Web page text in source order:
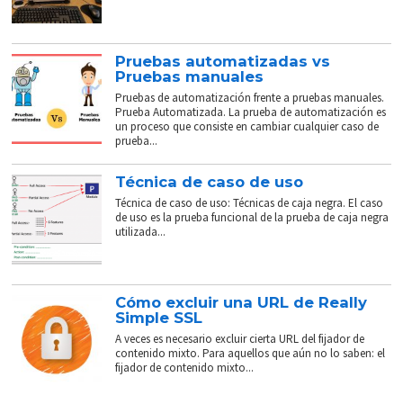
Pruebas automatizadas vs
Pruebas manuales
Pruebas de automatización frente a pruebas manuales.
Prueba Automatizada. La prueba de automatización es
un proceso que consiste en cambiar cualquier caso de
prueba...
Técnica de caso de uso
Técnica de caso de uso: Técnicas de caja negra. El caso
de uso es la prueba funcional de la prueba de caja negra
utilizada...
Cómo excluir una URL de Really
Simple SSL
A veces es necesario excluir cierta URL del fijador de
contenido mixto. Para aquellos que aún no lo saben: el
fijador de contenido mixto...